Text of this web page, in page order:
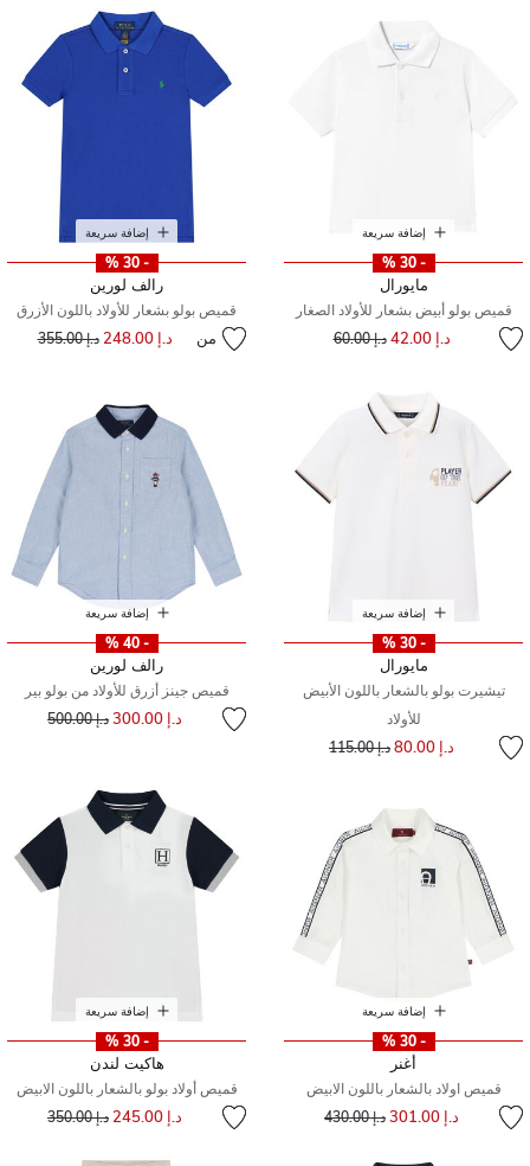
إضافة سريعة
- 30 %
مايورال
قميص بولو أبيض بشعار للأولاد الصغار
د.إ 42.00 سعر مخفض مند.إ 60.00
إضافة سريعة
- 30 %
رالف لورين
قميص بولو بشعار للأولاد باللون الأزرق
من د.إ 248.00 سعر مخفض من
د.إ 355.00 إلى
إضافة سريعة
- 30 %
مايورال
تيشيرت بولو بالشعار باللون الأبيض
للأولاد
د.إ 80.00 سعر مخفض مند.إ 115.00
إضافة سريعة
- 40 %
رالف لورين
قميص جينز أزرق للأولاد من بولو بير
د.إ 300.00 سعر مخفض من
د.إ 500.00 إلى
إضافة سريعة
- 30 %
أغنر
قميص اولاد بالشعار باللون الابيض
د.إ 301.00 سعر مخفض مند.إ 430.00
إضافة سريعة
- 30 %
هاكيت لندن
قميص أولاد بولو بالشعار باللون الابيض
د.إ 245.00 سعر مخفض من
د.إ 350.00 إلى